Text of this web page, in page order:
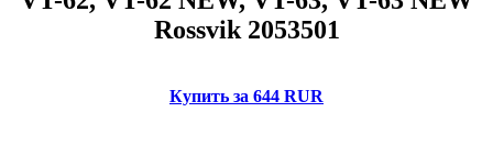
Rossvik 2053501
Купить за 644 RUR